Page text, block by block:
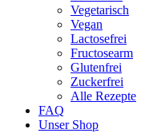
Vegetarisch
Vegan
Lactosefrei
Fructosearm
Glutenfrei
Zuckerfrei
Alle Rezepte
FAQ
Unser Shop